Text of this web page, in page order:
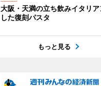
大阪・天満の立ち飲みイタリ
した復刻パスタ
もっと見る